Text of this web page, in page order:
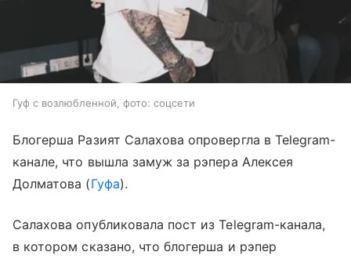
Регистрация Войти
Гуф с возлюбленной, фото: соцсети
Блогерша Разият Салахова опровергла в Telegram-
канале, что вышла замуж за рэпера Алексея
Долматова (Гуфа).
Салахова опубликовала пост из Telegram-канала,
в котором сказано, что блогерша и рэпер